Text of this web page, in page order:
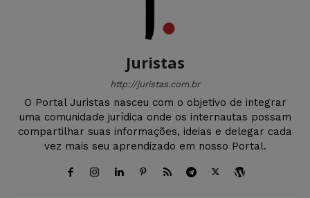
Juristas
http://juristas.com.br
O Portal Juristas nasceu com o objetivo de integrar
uma comunidade jurídica onde os internautas possam
compartilhar suas informações, ideias e delegar cada
vez mais seu aprendizado em nosso Portal.